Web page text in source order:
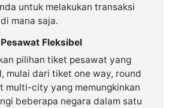
untuk melakukan transaksi
mana saja.
Fleksibel
pilihan tiket pesawat yang
mulai dari tiket one way, round
multi-city yang memungkinkan
beberapa negara dalam satu